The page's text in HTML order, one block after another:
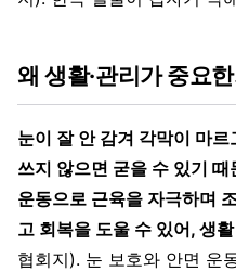
왜 생활·관리가 중요
눈이 잘 안 감겨 각막이 마
쓰지 않으면 굳을 수 있기 때
운동으로 근육을 자극하며
고 회복을 도울 수 있어, 생
협회지). 눈 보호와 안면 운